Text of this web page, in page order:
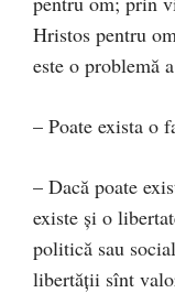
Hristos pentru
este o problemă
– Poate exista o
– Dacă poate
existe şi o
politică sau
libertăţii sînt